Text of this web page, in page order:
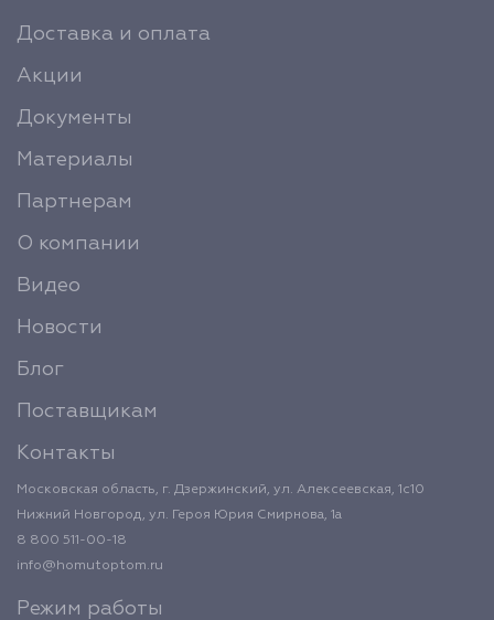
Доставка и оплата
Акции
Документы
Материалы
Партнерам
О компании
Видео
Новости
Блог
Поставщикам
Контакты
Московская область, г. Дзержинский, ул. Алексеевская, 1с10
Нижний Новгород, ул. Героя Юрия Смирнова, 1а
8 800 511-00-18
info@homutoptom.ru
Режим работы